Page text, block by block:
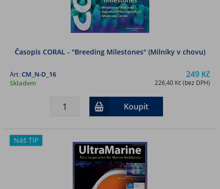
Časopis CORAL - "Breeding Milestones" (Milníky v chovu)
249 Kč
226,40 Kč (bez DPH)
Art:CM_N-D_16
Skladem
Koupit
Náš TIP